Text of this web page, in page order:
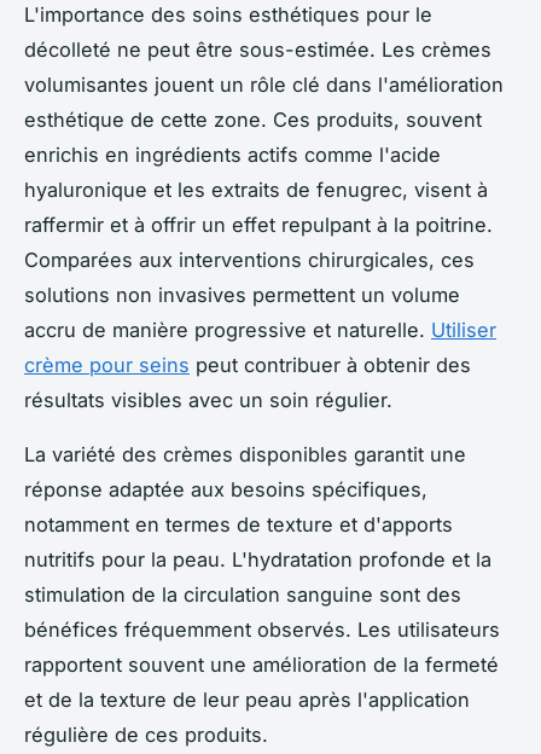
L'importance des soins esthétiques pour le
décolleté ne peut être sous-estimée. Les crèmes
volumisantes jouent un rôle clé dans l'amélioration
esthétique de cette zone. Ces produits, souvent
enrichis en ingrédients actifs comme l'acide
hyaluronique et les extraits de fenugrec, visent à
raffermir et à offrir un effet repulpant à la poitrine.
Comparées aux interventions chirurgicales, ces
solutions non invasives permettent un volume
accru de manière progressive et naturelle. Utiliser
crème pour seins peut contribuer à obtenir des
résultats visibles avec un soin régulier.
La variété des crèmes disponibles garantit une
réponse adaptée aux besoins spécifiques,
notamment en termes de texture et d'apports
nutritifs pour la peau. L'hydratation profonde et la
stimulation de la circulation sanguine sont des
bénéfices fréquemment observés. Les utilisateurs
rapportent souvent une amélioration de la fermeté
et de la texture de leur peau après l'application
régulière de ces produits.